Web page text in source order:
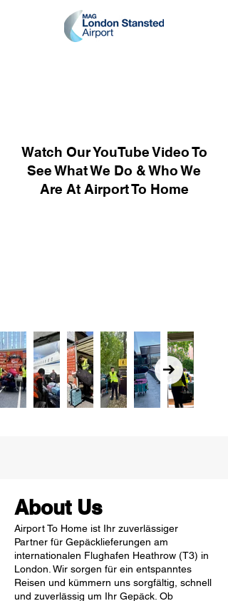
Watch Our YouTube Video To
See What We Do & Who We
Are At Airport To Home
About Us
Airport To Home ist Ihr zuverlässiger
Partner für Gepäcklieferungen am
internationalen Flughafen Heathrow (T3) in
London. Wir sorgen für ein entspanntes
Reisen und kümmern uns sorgfältig, schnell
und zuverlässig um Ihr Gepäck. Ob